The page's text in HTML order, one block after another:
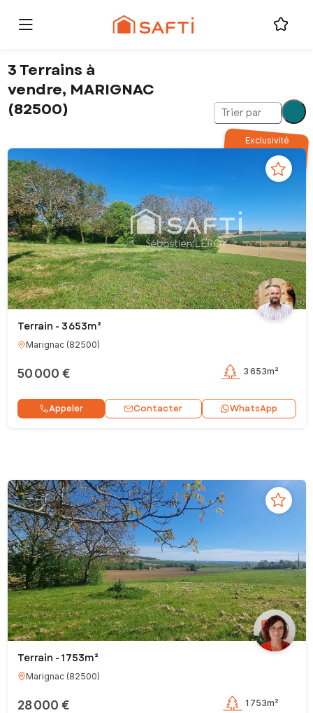
3 Terrains à
vendre, MARIGNAC
(82500)
Trier par
Exclusivité
Terrain - 3 653m²
Marignac(82500)
50 000 € 3 653m²
Appeler Contacter WhatsApp
Terrain - 1 753m²
Marignac(82500)
28 000 € 1 753m²